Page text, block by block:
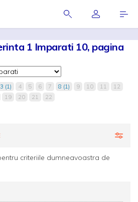
1 Imparati 10, pagina
3 (1) 4 5 6 7 8 (1) 9 10 11
12
19 20 21 22
criteriile dumneavoastra de